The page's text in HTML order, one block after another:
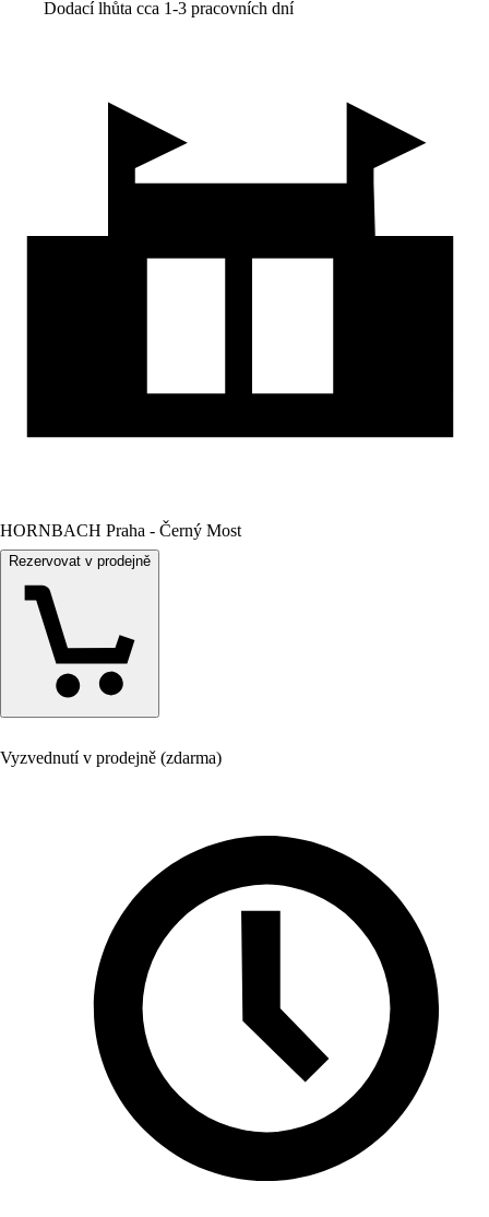
Dodací lhůta cca 1-3 pracovních dní
HORNBACH Praha - Černý Most
Rezervovat v prodejně
Vyzvednutí v prodejně (zdarma)